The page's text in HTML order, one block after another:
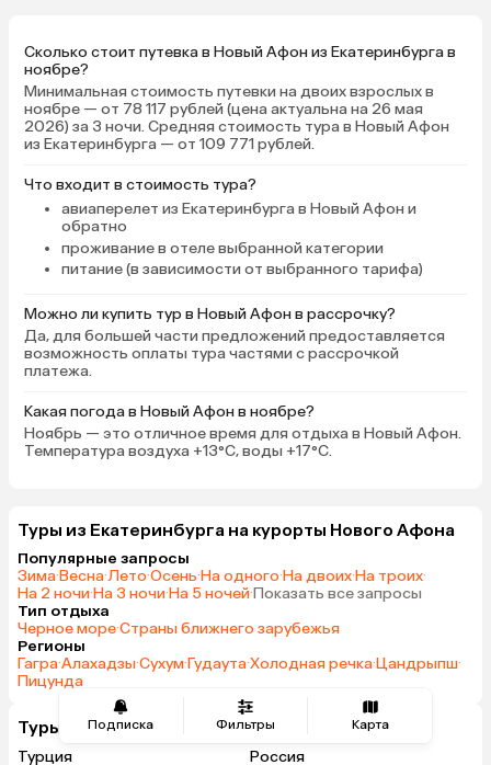
Подписка Фильтры Карта
Сколько стоит путевка в Новый Афон из Екатеринбурга в
ноябре?
Минимальная стоимость путевки на двоих взрослых в
ноябре — от 78 117 рублей (цена актуальна на 26 мая
2026) за 3 ночи. Средняя стоимость тура в Новый Афон
из Екатеринбурга — от 109 771 рублей.
Что входит в стоимость тура?
авиаперелет из Екатеринбурга в Новый Афон и
обратно
проживание в отеле выбранной категории
питание (в зависимости от выбранного тарифа)
Можно ли купить тур в Новый Афон в рассрочку?
Да, для большей части предложений предоставляется
возможность оплаты тура частями с рассрочкой
платежа.
Какая погода в Новый Афон в ноябре?
Ноябрь — это отличное время для отдыха в Новый Афон.
Температура воздуха +13°C, воды +17°C.
Туры из Екатеринбурга на курорты Нового Афона
Популярные запросы
Зима·Весна·Лето·Осень·На одного·На двоих·На троих·
На 2 ночи·На 3 ночи·На 5 ночей·Показать все запросы
Тип отдыха
Черное море·Страны ближнего зарубежья
Регионы
Гагра·Алахадзы·Сухум·Гудаута·Холодная речка·Цандрыпш·
Пицунда
Туры из Екатеринбурга в другие страны
Турция Россия